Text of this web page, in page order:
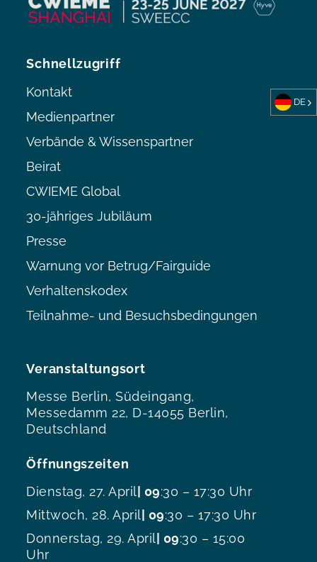
Veranstaltungsort
Messe Berlin, Südeingang,
Messedamm 22, D-14055 Berlin,
Deutschland
Öffnungszeiten
Dienstag, 27. April| 09:30 – 17:30 Uhr
Mittwoch, 28. April| 09:30 – 17:30 Uhr
Donnerstag, 29. April| 09:30 – 15:00
Uhr
Schnellzugriff
Kontakt
Medienpartner
Verbände & Wissenspartner
Beirat
CWIEME Global
30-jähriges Jubiläum
Presse
Warnung vor Betrug/Fairguide
Verhaltenskodex
Teilnahme- und Besuchsbedingungen
DE